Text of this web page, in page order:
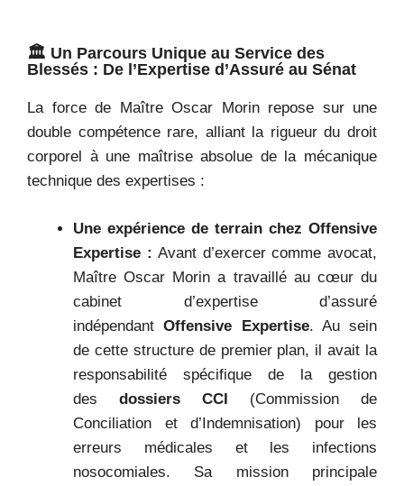
🏛️ Un Parcours Unique au Service des
Blessés : De l’Expertise d’Assuré au Sénat
La force de Maître Oscar Morin repose sur une
double compétence rare, alliant la rigueur du droit
corporel à une maîtrise absolue de la mécanique
technique des expertises :
Une expérience de terrain chez Offensive
Expertise : Avant d’exercer comme avocat,
Maître Oscar Morin a travaillé au cœur du
cabinet d’expertise d’assuré
indépendantOffensive Expertise. Au sein
de cette structure de premier plan, il avait la
responsabilité spécifique de la gestion
des dossiers CCI (Commission de
Conciliation et d’Indemnisation) pour les
erreurs médicales et les infections
nosocomiales. Sa mission principale